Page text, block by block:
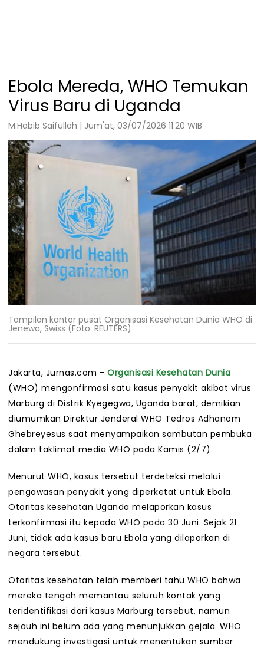
Ebola Mereda, WHO Temukan
Virus Baru di Uganda
M.Habib Saifullah | Jum'at, 03/07/2026 11:20 WIB
Tampilan kantor pusat Organisasi Kesehatan Dunia WHO di
Jenewa, Swiss (Foto: REUTERS)
Jakarta, Jurnas.com - Organisasi Kesehatan Dunia
(WHO) mengonfirmasi satu kasus penyakit akibat virus
Marburg di Distrik Kyegegwa, Uganda barat, demikian
diumumkan Direktur Jenderal WHO Tedros Adhanom
Ghebreyesus saat menyampaikan sambutan pembuka
dalam taklimat media WHO pada Kamis (2/7).
Menurut WHO, kasus tersebut terdeteksi melalui
pengawasan penyakit yang diperketat untuk Ebola.
Otoritas kesehatan Uganda melaporkan kasus
terkonfirmasi itu kepada WHO pada 30 Juni. Sejak 21
Juni, tidak ada kasus baru Ebola yang dilaporkan di
negara tersebut.
Otoritas kesehatan telah memberi tahu WHO bahwa
mereka tengah memantau seluruh kontak yang
teridentifikasi dari kasus Marburg tersebut, namun
sejauh ini belum ada yang menunjukkan gejala. WHO
mendukung investigasi untuk menentukan sumber